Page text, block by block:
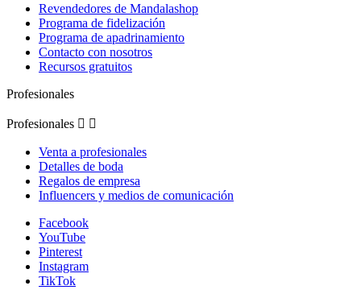
Revendedores de Mandalashop
Programa de fidelización
Programa de apadrinamiento
Contacto con nosotros
Recursos gratuitos
Profesionales
Profesionales  
Venta a profesionales
Detalles de boda
Regalos de empresa
Influencers y medios de comunicación
Facebook
YouTube
Pinterest
Instagram
TikTok